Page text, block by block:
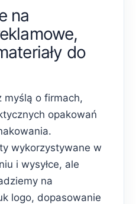
na
do
myślą o firmach,
opakowań
wykorzystywane w
i wysyłce, ale
na
logo, dopasowanie